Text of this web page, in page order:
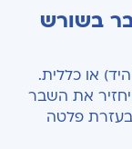
בשורש
או כללית.
את השבר
פלטה